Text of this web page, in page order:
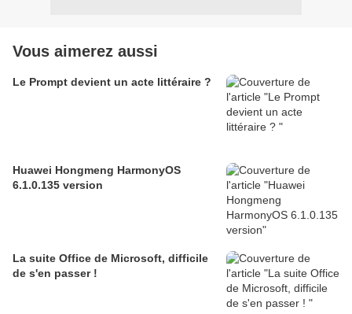
Vous aimerez aussi
Le Prompt devient un acte littéraire ?
Huawei Hongmeng HarmonyOS
6.1.0.135 version
La suite Office de Microsoft, difficile
de s'en passer !